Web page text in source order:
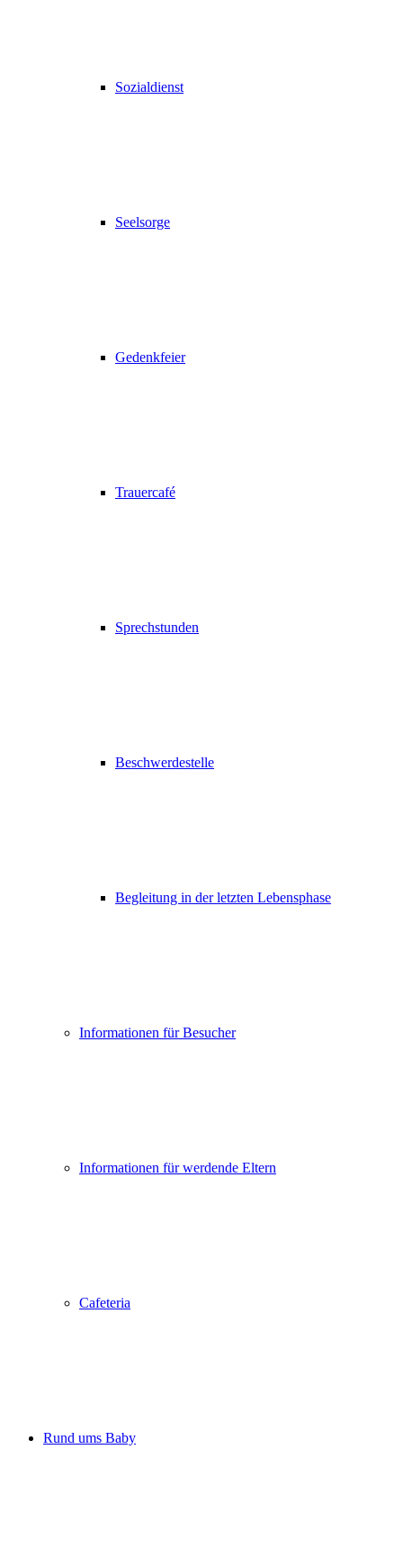
Sozialdienst
Seelsorge
Gedenkfeier
Trauercafé
Sprechstunden
Beschwerdestelle
Begleitung in der letzten Lebensphase
Informationen für Besucher
Informationen für werdende Eltern
Cafeteria
Rund ums Baby